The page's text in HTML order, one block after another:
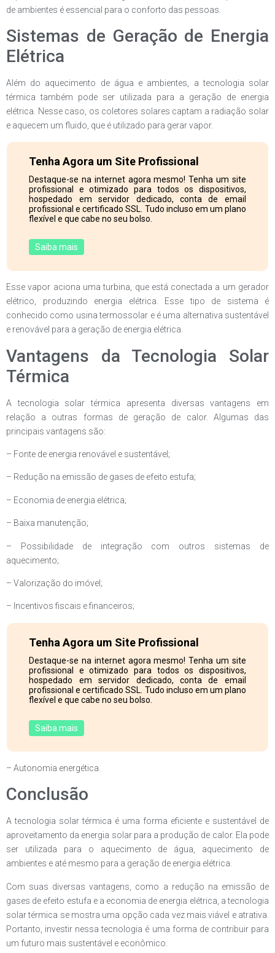
de ambientes é essencial para o conforto das pessoas.
Sistemas de Geração de Energia
Elétrica
Além do aquecimento de água e ambientes, a tecnologia solar
térmica também pode ser utilizada para a geração de energia
elétrica. Nesse caso, os coletores solares captam a radiação solar
e aquecem um fluido, que é utilizado para gerar vapor.
Tenha Agora um Site Profissional
Destaque-se na internet agora mesmo! Tenha um site
profissional e otimizado para todos os dispositivos,
hospedado em servidor dedicado, conta de email
profissional e certificado SSL. Tudo incluso em um plano
flexível e que cabe no seu bolso.
Saiba mais
Esse vapor aciona uma turbina, que está conectada a um gerador
elétrico, produzindo energia elétrica. Esse tipo de sistema é
conhecido como usina termossolar e é uma alternativa sustentável
e renovável para a geração de energia elétrica.
Vantagens da Tecnologia Solar
Térmica
A tecnologia solar térmica apresenta diversas vantagens em
relação a outras formas de geração de calor. Algumas das
principais vantagens são:
– Fonte de energia renovável e sustentável;
– Redução na emissão de gases de efeito estufa;
– Economia de energia elétrica;
– Baixa manutenção;
– Possibilidade de integração com outros sistemas de
aquecimento;
– Valorização do imóvel;
– Incentivos fiscais e financeiros;
Tenha Agora um Site Profissional
Destaque-se na internet agora mesmo! Tenha um site
profissional e otimizado para todos os dispositivos,
hospedado em servidor dedicado, conta de email
profissional e certificado SSL. Tudo incluso em um plano
flexível e que cabe no seu bolso.
Saiba mais
– Autonomia energética.
Conclusão
A tecnologia solar térmica é uma forma eficiente e sustentável de
aproveitamento da energia solar para a produção de calor. Ela pode
ser utilizada para o aquecimento de água, aquecimento de
ambientes e até mesmo para a geração de energia elétrica.
Com suas diversas vantagens, como a redução na emissão de
gases de efeito estufa e a economia de energia elétrica, a tecnologia
solar térmica se mostra uma opção cada vez mais viável e atrativa.
Portanto, investir nessa tecnologia é uma forma de contribuir para
um futuro mais sustentável e econômico.